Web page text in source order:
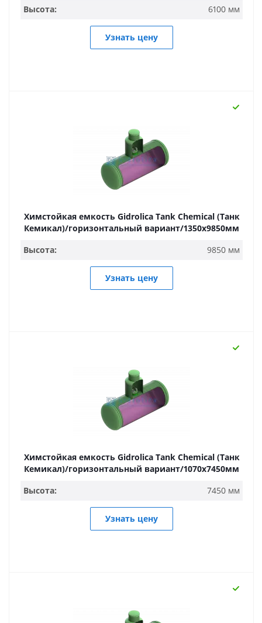
Высота:
6100 мм
Узнать цену
Химстойкая емкость Gidrolica Tank Chemical (Танк
Кемикал)/горизонтальный вариант/1350х9850мм
Высота:
9850 мм
Узнать цену
Химстойкая емкость Gidrolica Tank Chemical (Танк
Кемикал)/горизонтальный вариант/1070х7450мм
Высота:
7450 мм
Узнать цену